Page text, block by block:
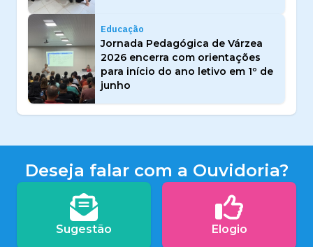
Educação
Jornada Pedagógica de Várzea
2026 encerra com orientações
para início do ano letivo em 1º de
junho
Deseja falar com a Ouvidoria?
Sugestão Elogio